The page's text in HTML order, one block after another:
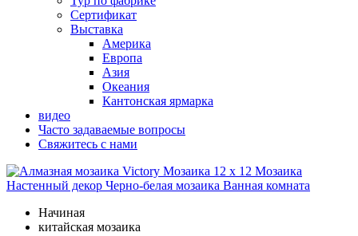
Сертификат
Выставка
Америка
Европа
Азия
Океания
Кантонская ярмарка
видео
Часто задаваемые вопросы
Свяжитесь с нами
Начиная
китайская мозаика